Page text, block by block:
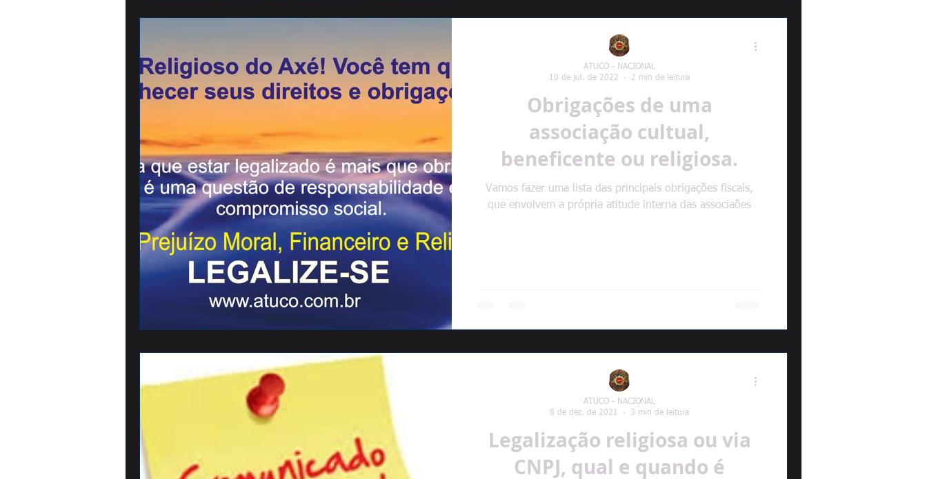
Obrigações de uma
associação cultual,
beneficente ou religiosa.
Vamos fazer uma lista das principais obrigações fiscais,
que envolvem a própria atitude interna das associaões
ATUCO - NACIONAL
10 de jul. de 2022
2 min de leitura
Legalização religiosa ou via
CNPJ, qual e quando é
ATUCO - NACIONAL
8 de dez. de 2021
3 min de leitura